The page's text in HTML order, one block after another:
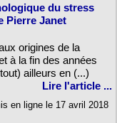
du stress
Pierre Janet
origines de la
à la fin des années
ailleurs en (...)
Lire l'article ...
en ligne le 17 avril 2018